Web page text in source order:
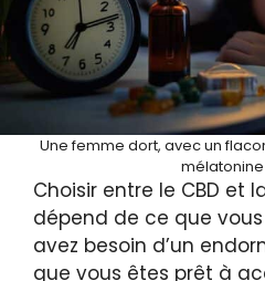
Une femme dort, avec un
Choisir entre le CBD et
dépend de ce que
avez besoin d’un
que vous êtes prêt à